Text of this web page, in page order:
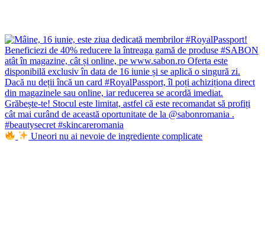
Uneori nu ai nevoie de ingrediente complicate